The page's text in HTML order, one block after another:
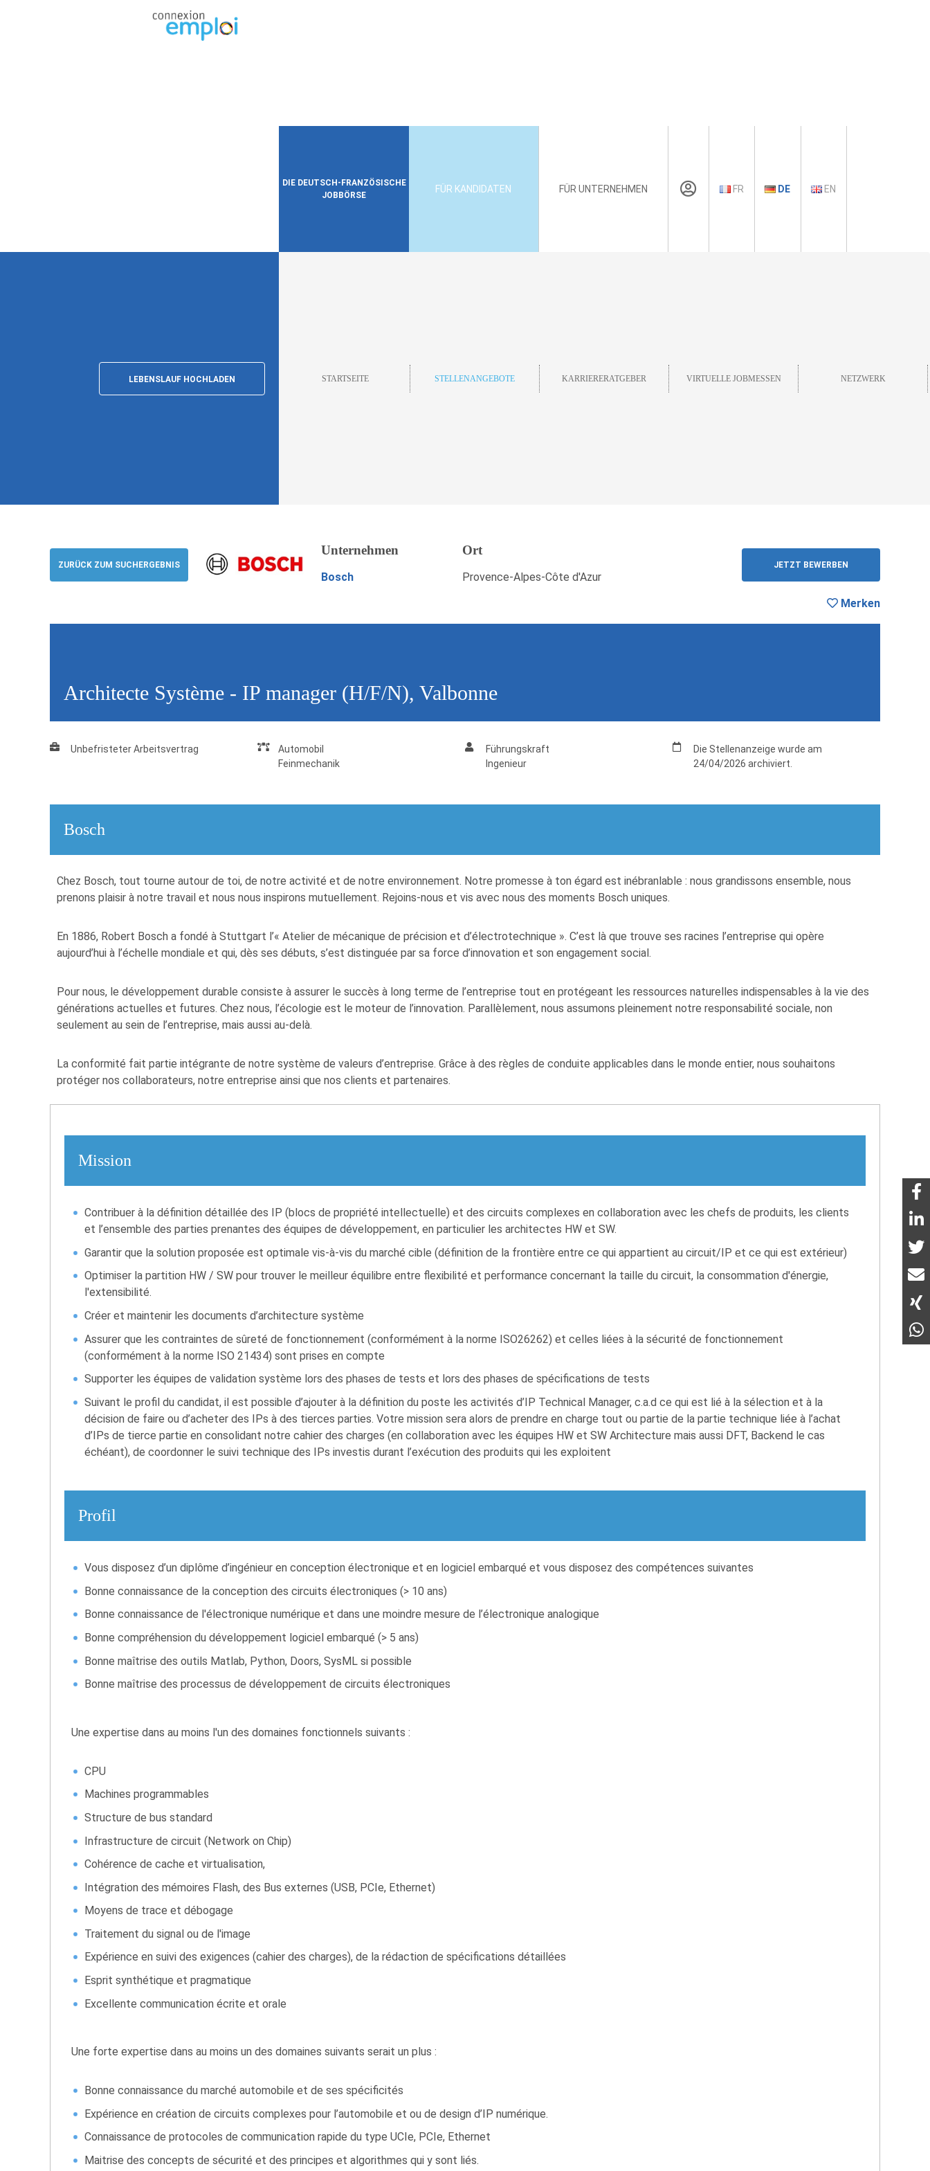
DIE DEUTSCH-FRANZÖSISCHE
JOBBÖRSE
FÜR KANDIDATEN FÜR UNTERNEHMEN FR DE EN
LEBENSLAUF HOCHLADEN STARTSEITE STELLENANGEBOTE KARRIERERATGEBER VIRTUELLE JOBMESSEN NETZWERK
Bosch
JETZT BEWERBEN
ZURÜCK ZUM SUCHERGEBNIS
Unternehmen
Bosch
Ort
Provence-Alpes-Côte d'Azur
JETZT BEWERBEN
Merken
Architecte Système - IP manager (H/F/N), Valbonne
Unbefristeter Arbeitsvertrag
Automobil
Feinmechanik
Führungskraft
Ingenieur
Die Stellenanzeige wurde am
24/04/2026 archiviert.
Bosch
Chez Bosch, tout tourne autour de toi, de notre activité et de notre environnement. Notre promesse à ton égard est inébranlable : nous grandissons ensemble, nous
prenons plaisir à notre travail et nous nous inspirons mutuellement. Rejoins-nous et vis avec nous des moments Bosch uniques.
En 1886, Robert Bosch a fondé à Stuttgart l’« Atelier de mécanique de précision et d’électrotechnique ». C’est là que trouve ses racines l’entreprise qui opère
aujourd’hui à l’échelle mondiale et qui, dès ses débuts, s’est distinguée par sa force d’innovation et son engagement social.
Pour nous, le développement durable consiste à assurer le succès à long terme de l’entreprise tout en protégeant les ressources naturelles indispensables à la vie des
générations actuelles et futures. Chez nous, l’écologie est le moteur de l’innovation. Parallèlement, nous assumons pleinement notre responsabilité sociale, non
seulement au sein de l’entreprise, mais aussi au-delà.
La conformité fait partie intégrante de notre système de valeurs d’entreprise. Grâce à des règles de conduite applicables dans le monde entier, nous souhaitons
protéger nos collaborateurs, notre entreprise ainsi que nos clients et partenaires.
Mission
Contribuer à la définition détaillée des IP (blocs de propriété intellectuelle) et des circuits complexes en collaboration avec les chefs de produits, les clients
et l’ensemble des parties prenantes des équipes de développement, en particulier les architectes HW et SW.
Garantir que la solution proposée est optimale vis-à-vis du marché cible (définition de la frontière entre ce qui appartient au circuit/IP et ce qui est extérieur)
Optimiser la partition HW / SW pour trouver le meilleur équilibre entre flexibilité et performance concernant la taille du circuit, la consommation d'énergie,
l'extensibilité.
Créer et maintenir les documents d’architecture système
Assurer que les contraintes de sûreté de fonctionnement (conformément à la norme ISO26262) et celles liées à la sécurité de fonctionnement
(conformément à la norme ISO 21434) sont prises en compte
Supporter les équipes de validation système lors des phases de tests et lors des phases de spécifications de tests
Suivant le profil du candidat, il est possible d’ajouter à la définition du poste les activités d’IP Technical Manager, c.a.d ce qui est lié à la sélection et à la
décision de faire ou d’acheter des IPs à des tierces parties. Votre mission sera alors de prendre en charge tout ou partie de la partie technique liée à l’achat
d’IPs de tierce partie en consolidant notre cahier des charges (en collaboration avec les équipes HW et SW Architecture mais aussi DFT, Backend le cas
échéant), de coordonner le suivi technique des IPs investis durant l’exécution des produits qui les exploitent
Profil
Vous disposez d’un diplôme d’ingénieur en conception électronique et en logiciel embarqué et vous disposez des compétences suivantes
Bonne connaissance de la conception des circuits électroniques (> 10 ans)
Bonne connaissance de l'électronique numérique et dans une moindre mesure de l’électronique analogique
Bonne compréhension du développement logiciel embarqué (> 5 ans)
Bonne maîtrise des outils Matlab, Python, Doors, SysML si possible
Bonne maîtrise des processus de développement de circuits électroniques
Une expertise dans au moins l'un des domaines fonctionnels suivants :
CPU
Machines programmables
Structure de bus standard
Infrastructure de circuit (Network on Chip)
Cohérence de cache et virtualisation,
Intégration des mémoires Flash, des Bus externes (USB, PCIe, Ethernet)
Moyens de trace et débogage
Traitement du signal ou de l'image
Expérience en suivi des exigences (cahier des charges), de la rédaction de spécifications détaillées
Esprit synthétique et pragmatique
Excellente communication écrite et orale
Une forte expertise dans au moins un des domaines suivants serait un plus :
Bonne connaissance du marché automobile et de ses spécificités
Expérience en création de circuits complexes pour l’automobile et ou de design d’IP numérique.
Connaissance de protocoles de communication rapide du type UCIe, PCIe, Ethernet
Maitrise des concepts de sécurité et des principes et algorithmes qui y sont liés.